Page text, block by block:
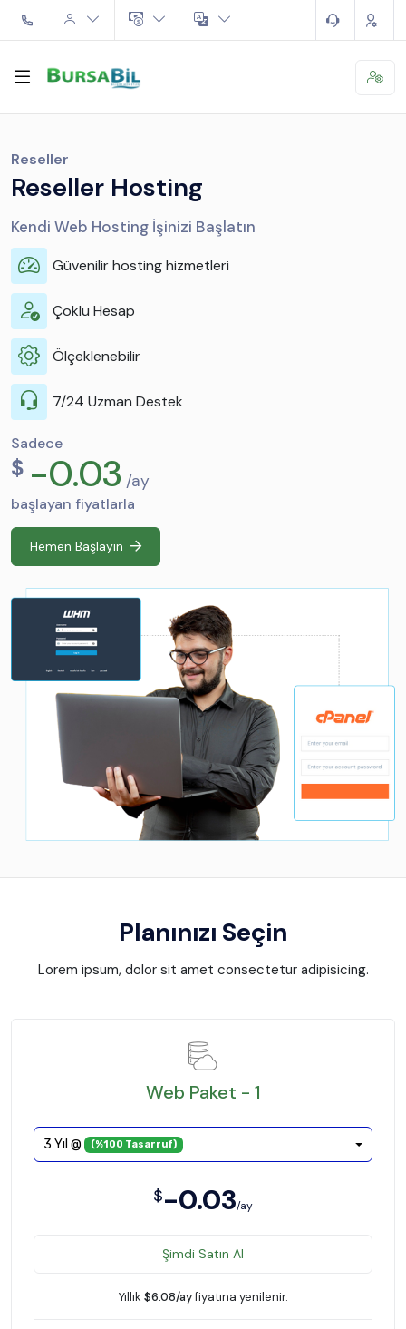
Reseller
Reseller Hosting
Kendi Web Hosting İşinizi Başlatın
Güvenilir hosting hizmetleri
Çoklu Hesap
Ölçeklenebilir
7/24 Uzman Destek
Sadece
$ -0.03 /ay
başlayan fiyatlarla
Hemen Başlayın
Planınızı Seçin
Lorem ipsum, dolor sit amet consectetur adipisicing.
Web Paket - 1
3 Yıl @ (%100 Tasarruf)
$-0.03/ay
Şimdi Satın Al
Yıllık $6.08/ayfiyatına yenilenir.